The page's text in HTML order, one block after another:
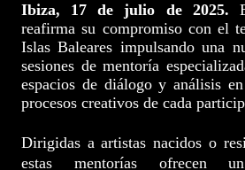
Ibiza, 17 de julio de 2025.
reafirma su compromiso con el
Islas Baleares impulsando una
sesiones de mentoría
espacios de diálogo y análisis
procesos creativos de cada
Dirigidas a artistas nacidos o
estas mentorías ofrecen un